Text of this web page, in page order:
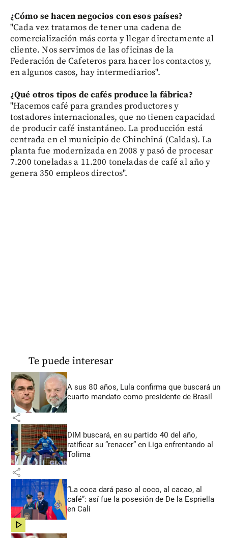
¿Cómo se hacen negocios con esos países?
"Cada vez tratamos de tener una cadena de
comercialización más corta y llegar directamente al
cliente. Nos servimos de las oficinas de la
Federación de Cafeteros para hacer los contactos y,
en algunos casos, hay intermediarios".
¿Qué otros tipos de cafés produce la fábrica?
"Hacemos café para grandes productores y
tostadores internacionales, que no tienen capacidad
de producir café instantáneo. La producción está
centrada en el municipio de Chinchiná (Caldas). La
planta fue modernizada en 2008 y pasó de procesar
7.200 toneladas a 11.200 toneladas de café al año y
genera 350 empleos directos".
Te puede interesar
A sus 80 años, Lula confirma que buscará un
cuarto mandato como presidente de Brasil
share
DIM buscará, en su partido 40 del año,
ratificar su “renacer” en Liga enfrentando al
Tolima
share
“La coca dará paso al coco, al cacao, al
café”: así fue la posesión de De la Espriella
en Cali
share